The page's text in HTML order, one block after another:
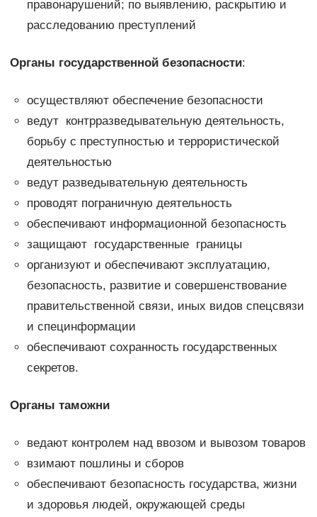
правонарушений; по выявлению, раскрытию и
расследованию преступлений
Органы государственной безопасности:
осуществляют обеспечение безопасности
ведут контрразведы­вательную деятельность,
борьбу с преступностью и террористической
деятельностью
ведут разведывательную деятельность
проводят пограничную деятельность
обеспечивают информационной безопасность
защищают государственные границы
организуют и обеспечивают эксплуатацию,
безопасность, развитие и совершенствование
правительственной связи, иных видов спецсвязи
и специнформации
обеспечивают сохранность государственных
секретов.
Органы таможни
ведают контролем над ввозом и вывозом товаров
взимают пошлины и сборов
обеспечивают безопасность государства, жизни
и здоровья людей, окружающей среды